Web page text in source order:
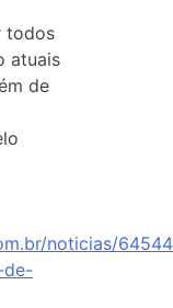
todos
atuais
de
noticias/
de-